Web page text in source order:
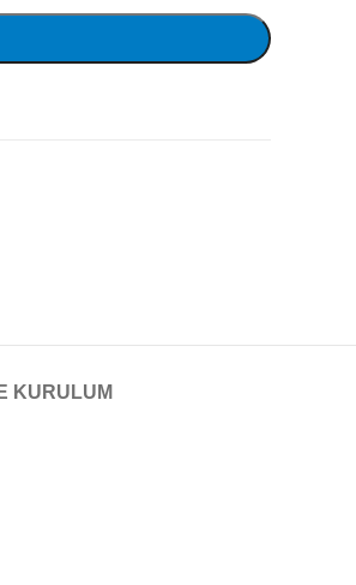
KURULUM